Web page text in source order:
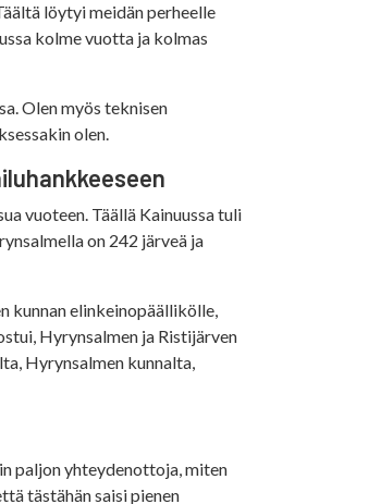
löytyi meidän perheelle
kolme vuotta ja kolmas
Olen myös teknisen
olen.
vuoteen. Täällä Kainuussa tuli
on 242 järveä ja
kunnan elinkeinopäällikölle,
Hyrynsalmen ja Ristijärven
Hyrynsalmen kunnalta,
paljon yhteydenottoja, miten
tästähän saisi pienen